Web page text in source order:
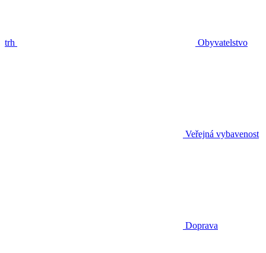
trh Obyvatelstvo
Veřejná vybavenost
Doprava